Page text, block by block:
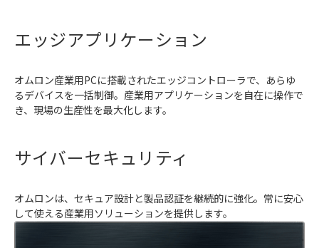
エッジアプリケーション
オムロン産業用PCに搭載されたエッジコントローラで、あらゆ
るデバイスを一括制御。産業用アプリケーションを自在に操作で
き、現場の生産性を最大化します。
サイバーセキュリティ
オムロンは、セキュア設計と製品認証を継続的に強化。常に安心
して使える産業用ソリューションを提供します。